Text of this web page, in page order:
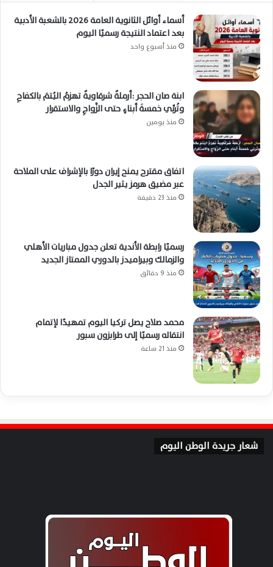
أسماء أوائل الثانوية العامة 2026 بالشعبة الأدبية
بعد اعتماد النتيجة رسميًا اليوم
منذ أسبوع واحد
ابنة صان الحجر :أرملةٌ شرقاويةٌ تهزمُ اليُتمَ بالكفاحِ
وتُربِّي خمسةَ أبناءٍ حتى الزَّواجِ والاستقرار
منذ يومين
اتفاق مقترح يمنح إيران دورًا بالإشراف على الملاحة
عبر مضيق هرمز يثير الجدل
منذ 23 دقيقة
رسميًا رابطة الأندية تعلن جدول مباريات الأهلي
والزمالك وبيراميدز بالدوري الممتاز الجديد
منذ 9 دقائق
محمد صلاح يصل تركيا اليوم تمهيدًا لإتمام
انتقاله رسميًا إلى طرابزون سبور
منذ 21 ساعة
شعار جريدة الوطن اليوم